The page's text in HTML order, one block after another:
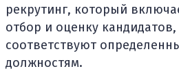
рекрутинг, который
отбор и оценку
соответствуют
должностям.